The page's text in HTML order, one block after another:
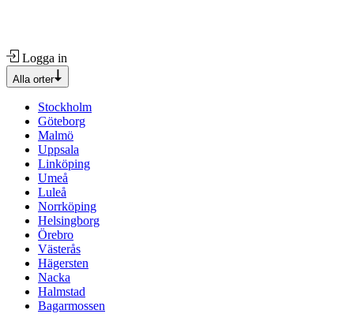
Logga in
Alla orter
Stockholm
Göteborg
Malmö
Uppsala
Linköping
Umeå
Luleå
Norrköping
Helsingborg
Örebro
Västerås
Hägersten
Nacka
Halmstad
Bagarmossen